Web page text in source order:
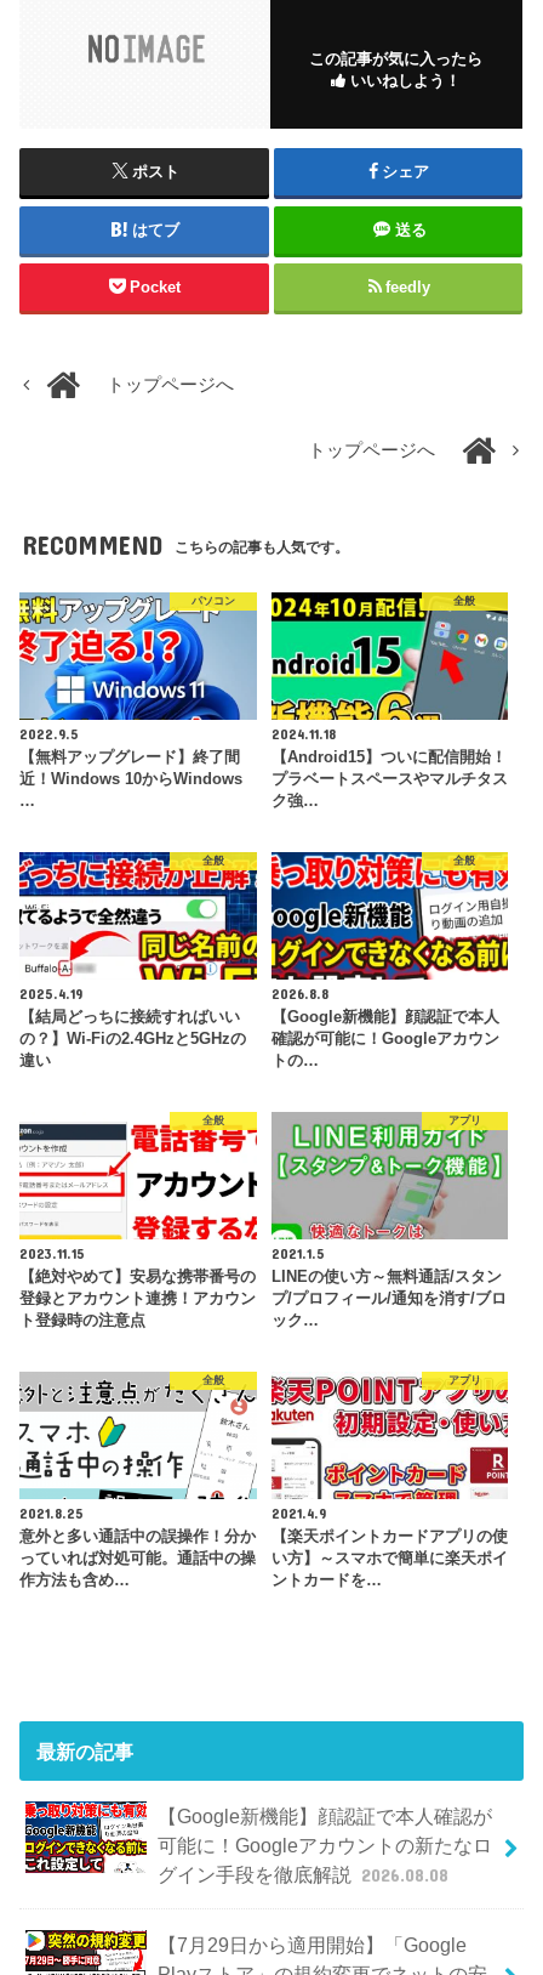
この記事が気に入ったら
いいねしよう！
ポスト シェア
はてブ 送る
Pocket feedly
トップページへ
トップページへ
RECOMMEND こちらの記事も人気です。
パソコン
2022.9.5
【無料アップグレード】終了間
近！Windows 10からWindows
…
全般
2024.11.18
【Android15】ついに配信開始！
プラベートスペースやマルチタス
ク強…
全般
2025.4.19
【結局どっちに接続すればいい
の？】Wi-Fiの2.4GHzと5GHzの
違い
全般
2026.8.8
【Google新機能】顔認証で本人
確認が可能に！Googleアカウン
トの…
全般
2023.11.15
【絶対やめて】安易な携帯番号の
登録とアカウント連携！アカウン
ト登録時の注意点
アプリ
2021.1.5
LINEの使い方～無料通話/スタン
プ/プロフィール/通知を消す/ブロ
ック…
全般
2021.8.25
意外と多い通話中の誤操作！分か
っていれば対処可能。通話中の操
作方法も含め…
アプリ
2021.4.9
【楽天ポイントカードアプリの使
い方】～スマホで簡単に楽天ポイ
ントカードを…
最新の記事
【Google新機能】顔認証で本人確認が
可能に！Googleアカウントの新たなロ
グイン手段を徹底解説
2026.08.08
【7月29日から適用開始】「Google